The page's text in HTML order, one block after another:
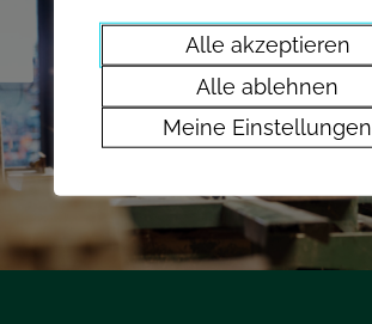
Alle akzeptieren
Alle ablehnen
Meine Einstellungen